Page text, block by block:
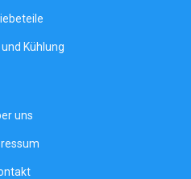
Kühlung
uns